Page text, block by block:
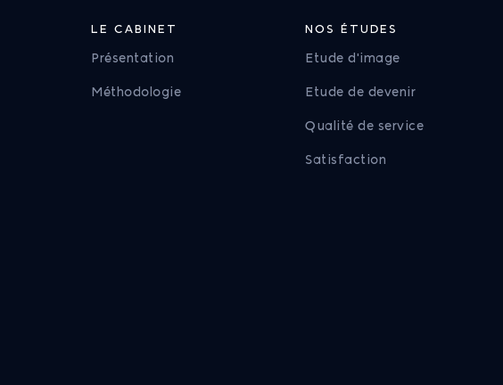
LE CABINET
Présentation
Méthodologie
NOS ÉTUDES
Etude d'image
Etude de devenir
Qualité de service
Satisfaction